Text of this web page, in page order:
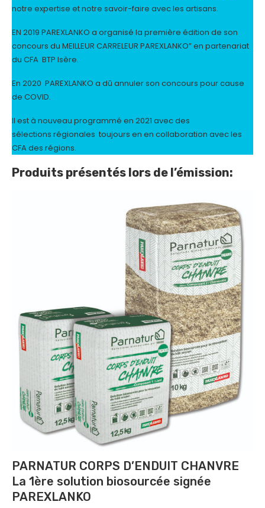
notre expertise et notre savoir-faire avec les artisans.
EN 2019 PAREXLANKO a organisé la première édition de son
concours du MEILLEUR CARRELEUR PAREXLANKO” en partenariat
du CFA BTP Isère.
En 2020 PAREXLANKO a dû annuler son concours pour cause
de COVID.
Il est à nouveau programmé en 2021 avec des
sélections régionales toujours en en collaboration avec les
CFA des régions.
Produits présentés lors de l’émission:
PARNATUR CORPS D’ENDUIT CHANVRE
La 1ère solution biosourcée signée
PAREXLANKO